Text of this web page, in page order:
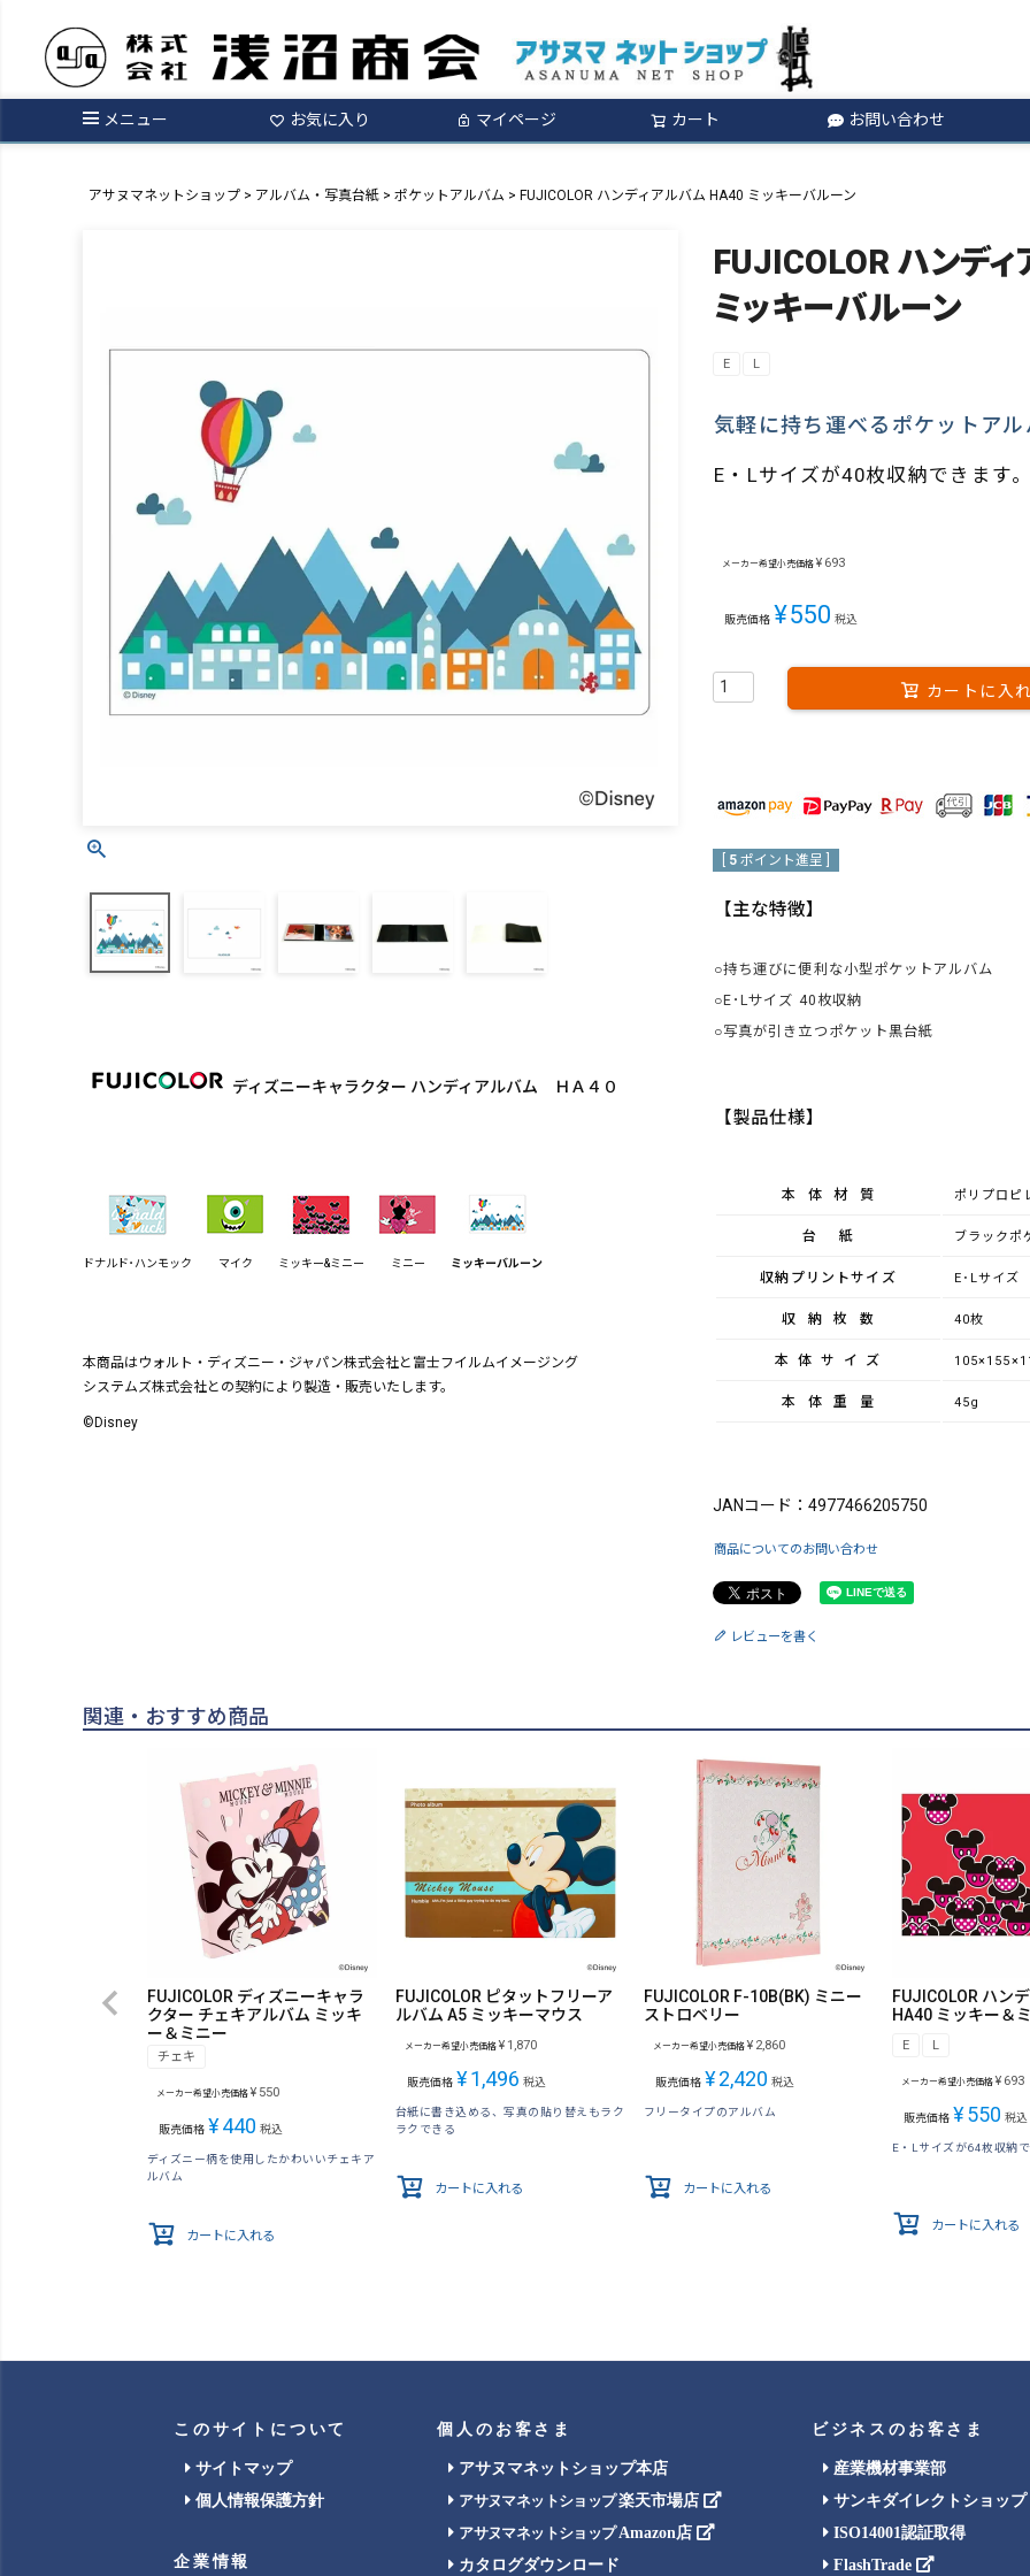
メニュー お気に入り マイページ カート お問い合わせ
検索
アサヌマネットショップ アルバム・写真台紙 ポケットアルバム FUJICOLOR ハンディアルバム HA40 ミッキーバルーン
ディズニーキャラクター ハンディアルバム ＨＡ４０
ドナルド･ハンモック マイク ミッキー&ミニー ミニー ミッキーバルーン
本商品はウォルト・ディズニー・ジャパン株式会社と富士フイルムイメージング
システムズ株式会社との契約により製造・販売いたします。
©Disney
FUJICOLOR ハンデ
ミッキーバルーン
E L
気軽に持ち運べるポケットアル
E・Lサイズが40枚収納できます。
メーカー希望小売価格 ¥ 693
販売価格 ¥550 税込
カートに入
5 ポイント進呈 ]
【主な特徴】
○持ち運びに便利な小型ポケットアルバム
○E･Lサイズ 40枚収納
○写真が引き立つポケット黒台紙
【製品仕様】
本体材質 ポリプロピ
台紙 ブラックポ
収納プリントサイズ E･Lサイズ
収納枚数 40枚
本体サイズ
本体重量 45g
JANコード：4977466205750
商品についてのお問い合わせ
レビューを書く
関連・おすすめ商品
FUJICOLOR ディズニーキャラ
クター チェキアルバム ミッキ
ー＆ミニー
チェキ
メーカー希望小売価格 ¥ 550
販売価格 ¥440 税込
ディズニー柄を使用したかわいいチェキア
ルバム
カートに入れる
FUJICOLOR ピタットフリーア
ルバム A5 ミッキーマウス
メーカー希望小売価格 ¥ 1,870
販売価格 ¥1,496 税込
台紙に書き込める、写真の貼り替えもラク
ラクできる
カートに入れる
FUJICOLOR F-10B(BK) ミニー
ストロベリー
メーカー希望小売価格 ¥ 2,860
販売価格 ¥2,420 税込
フリータイプのアルバム
カートに入れる
FUJICOLOR ハン
HA40 ミッキー＆
E L
メーカー希望小売価格 ¥ 693
販売価格 ¥550 税込
E・Lサイズが64枚収納
カートに入れる
このサイトについて
サイトマップ
個人情報保護方針
企業情報
個人のお客さま
アサヌマネットショップ本店
アサヌマネットショップ楽天市場店
アサヌマネットショップAmazon店
カタログダウンロード
ビジネスのお客さま
産業機材事業部
サンキダイレクトショップ
ISO14001認証取得
FlashTrade